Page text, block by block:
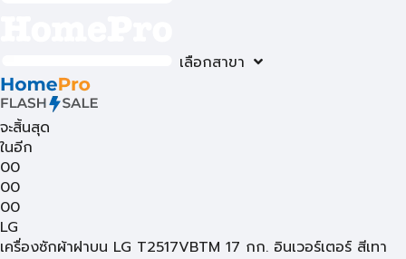
เลือกสาขา
จะสิ้นสุด
ในอีก
00
00
00
LG
เครื่องซักผ้าฝาบน LG T2517VBTM 17 กก. อินเวอร์เตอร์ สีเทา